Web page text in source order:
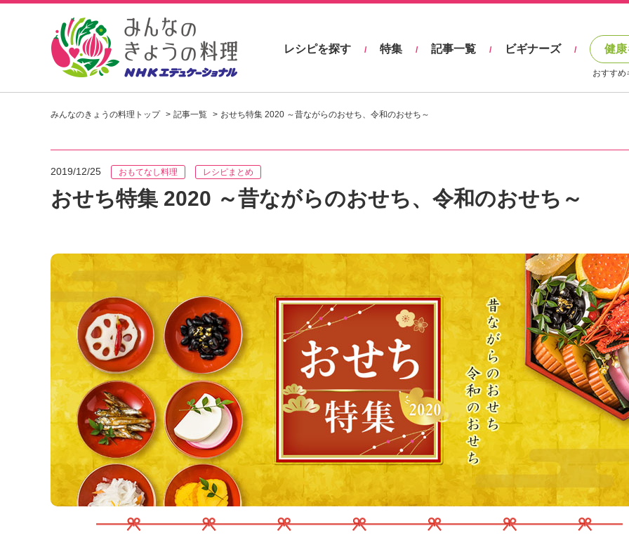
し
ピ
を
見
K
エ
デ
ュ
ケ
ー
シ
ョ
ナ
み
ん
の
レシピを探す / 特集 / 記事一覧 / ビギナーズ / 健
おすすめ
みんなのきょうの料理トップ 記事一覧 おせち特集 2020 ～昔ながらのおせち、令和のおせち～
2019/12/25 おもてなし料理 レシピまとめ
おせち特集 2020 ～昔ながらのおせち、令和のおせち～